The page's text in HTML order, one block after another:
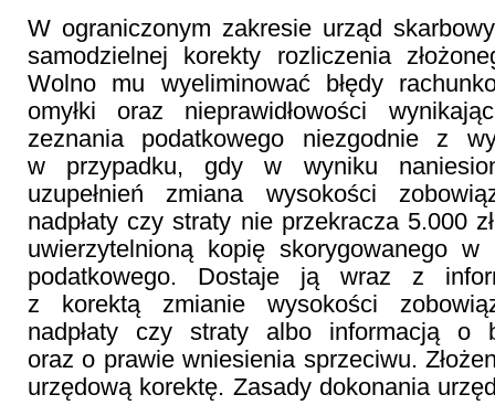
W ograniczonym zakresie urząd
samodzielnej korekty rozliczenia
Wolno mu wyeliminować błędy
omyłki oraz nieprawidłowości
zeznania podatkowego niezgodnie z
w przypadku, gdy w wyniku
uzupełnień zmiana wysokości
nadpłaty czy straty nie przekracza 5.000
uwierzytelnioną kopię skorygowanego
podatkowego. Dostaje ją wraz z
z korektą zmianie wysokości
nadpłaty czy straty albo informacją o
oraz o prawie wniesienia sprzeciwu.
urzędową korektę. Zasady dokonania